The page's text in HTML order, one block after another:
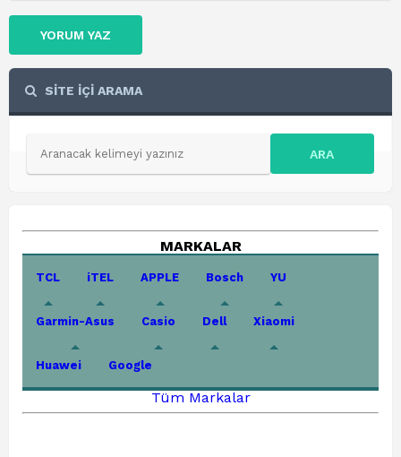
YORUM YAZ
SİTE İÇİ ARAMA
ARA
MARKALAR
TCL iTEL APPLE Bosch YU
Garmin-Asus Casio Dell Xiaomi
Huawei Google
Tüm Markalar